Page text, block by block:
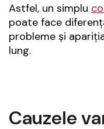
Astfel, un simplu
poate face
probleme și
lung.
Cauzele